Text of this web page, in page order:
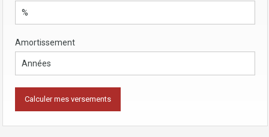
Amortissement